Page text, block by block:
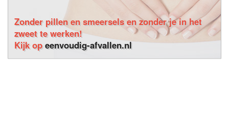
Zonder pillen en smeersels en zonder je in het
zweet te werken!
Kijk opeenvoudig-afvallen.nl